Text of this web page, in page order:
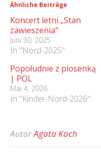
Ähnliche Beiträge
Koncert letni „Stan
zawieszenia“
Juni 30, 2025
In "Nord-2025"
Popołudnie z piosenką
| POL
Mai 4, 2026
In "Kinder-Nord-2026"
AutorAgata Koch